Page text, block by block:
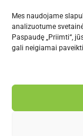
Mes naudojame
analizuotume
Paspaudę „Priimti“,
gali neigiamai
Pristatymas ir
Kontaktai